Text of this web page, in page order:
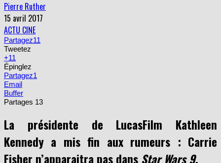
Pierre Ruther
15 avril 2017
ACTU CINE
Partagez11
Tweetez
+11
Épinglez
Partagez1
Email
Buffer
Partages 13
La présidente de LucasFilm Kathleen
Kennedy a mis fin aux rumeurs : Carrie
Fisher n’apparaitra pas dans Star Wars 9.